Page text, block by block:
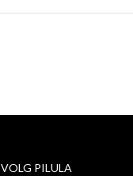
VOLG PILULA